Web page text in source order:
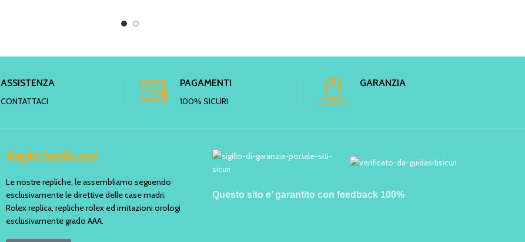
ASSISTENZA
CONTATTACI
PAGAMENTI
100% SICURI
GARANZIA
Replichedilusso
Le nostre repliche, le assembliamo seguendo
esclusivamente le direttive delle case madri.
Rolex replica, repliche rolex ed imitazioni orologi
esclusivamente grado AAA.
Questo sito e’ garantito con feedback 100%